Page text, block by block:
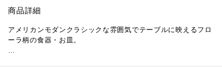
商品詳細
アメリカンモダンクラシックな雰囲気でテーブルに映えるフロ
ーラ柄の食器・お皿。